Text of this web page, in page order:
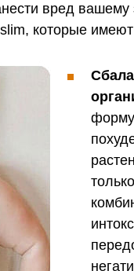
вред вашему
slim, которые